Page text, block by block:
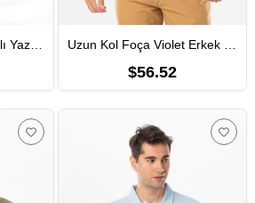
Kısa Kol Erkek Ribanalı Yazlık Müslin Tshirt Gri Gri
$56.52